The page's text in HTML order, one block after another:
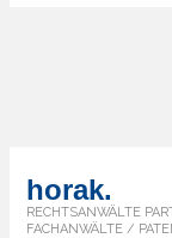
die
Markenländer
horak.
RECHTSANWÄLTE
FACHANWÄLTE /